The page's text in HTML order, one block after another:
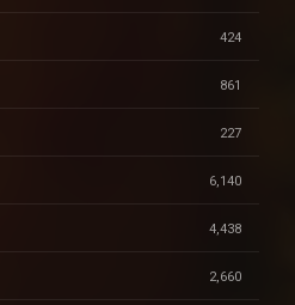
424
861
227
6,140
4,438
2,660